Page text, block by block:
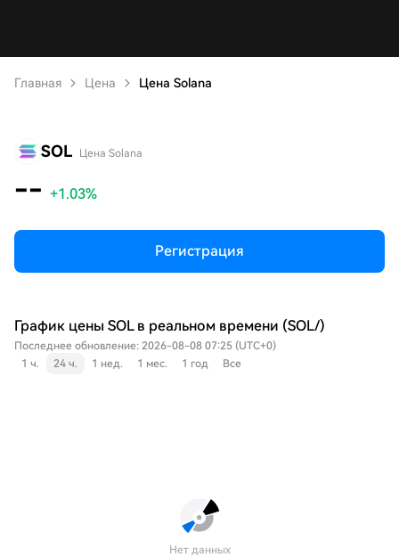
Главная Цена Цена Solana
SOL Цена Solana
-- +1.03%
Регистрация
График цены SOL в реальном времени (SOL/)
Последнее обновление: 2026-08-08 07:25 (UTC+0)
1 ч.
24 ч. 1 нед. 1 мес. 1 год Все
Нет данных